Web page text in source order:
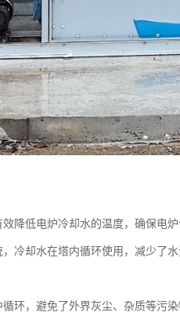
降低电炉冷却水的温度，确保电
冷却水在塔内循环使用，减少了
环，避免了外界灰尘、杂质等污